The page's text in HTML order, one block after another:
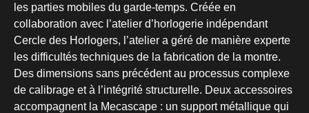
les parties mobiles du garde-temps. Créée en
collaboration avec l’atelier d’horlogerie indépendant
Cercle des Horlogers, l’atelier a géré de manière experte
les difficultés techniques de la fabrication de la montre.
Des dimensions sans précédent au processus complexe
de calibrage et à l’intégrité structurelle. Deux accessoires
accompagnent la Mecascape : un support métallique qui